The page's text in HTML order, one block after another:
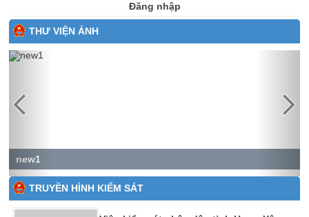
Đăng nhập
THƯ VIỆN ẢNH
new1
Previous
TRUYỀN HÌNH KIỂM SÁT